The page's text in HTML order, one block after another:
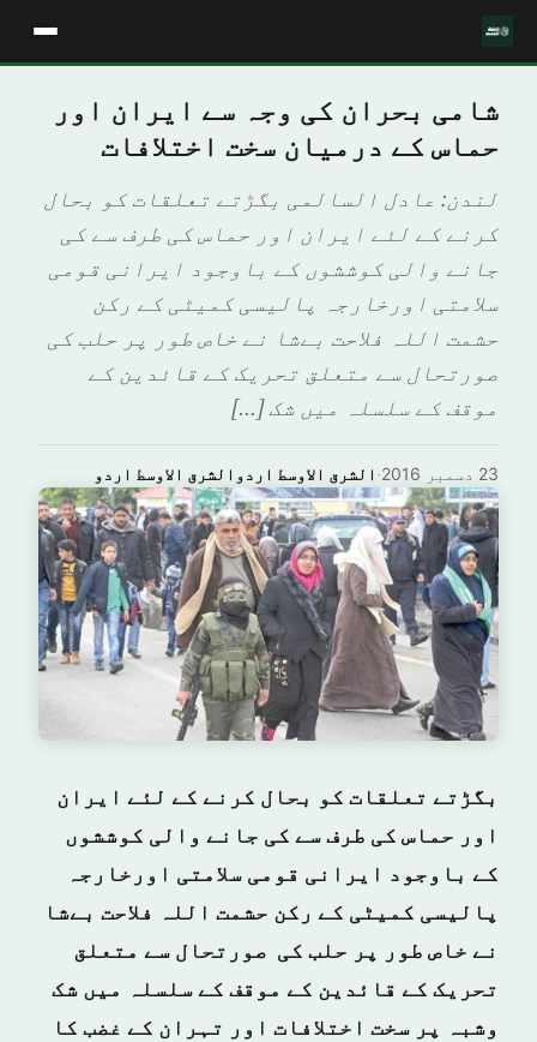
شامی بحران کی وجہ سے ایران اور
حماس کے درمیان سخت اختلافات
لندن: عادل السالمی بگڑتے تعلقات کو بحال
کرنے کے لئے ایران اور حماس کی طرف سے کی
جانے والی کوششوں کے باوجود ایرانی قومی
سلامتی اورخارجہ پالیسی کمیٹی کے رکن
حشمت اللہ فلاحت بےشا نے خاص طور پر حلب کی
صورتحال سے متعلق تحریک کے قائدین کے
موقف کے سلسلہ میں شک […]
الشرق الاوسط اردوالشرق الاوسط اردو · 23 دسمبر 2016
بگڑتے تعلقات کو بحال کرنے کے لئے ایران
اور حماس کی طرف سے کی جانے والی کوششوں
کے باوجود ایرانی قومی سلامتی اورخارجہ
پالیسی کمیٹی کے رکن حشمت اللہ فلاحت بےشا
نے خاص طور پر حلب کی صورتحال سے متعلق
تحریک کے قائدین کے موقف کے سلسلہ میں شک
وشبہ پر سخت اختلافات اور تہران کے غضب کا